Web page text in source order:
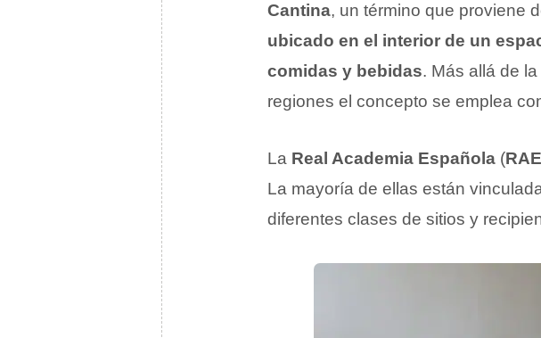
Cantina, un término que proviene
ubicado en el interior de un
comidas y bebidas. Más allá de
regiones el concepto se emplea
La Real Academia Española (RAE
La mayoría de ellas están
diferentes clases de sitios y